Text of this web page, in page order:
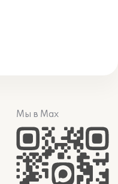
Мы в Max